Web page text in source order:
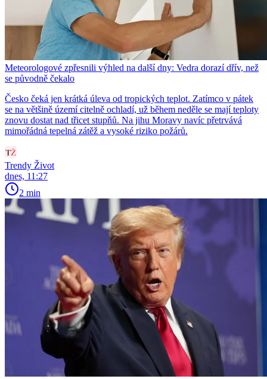
Meteorologové zpřesnili výhled na další dny: Vedra dorazí dřív, než
se původně čekalo
Česko čeká jen krátká úleva od tropických teplot. Zatímco v pátek
se na většině území citelně ochladí, už během neděle se mají teploty
znovu dostat nad třicet stupňů. Na jihu Moravy navíc přetrvává
mimořádná tepelná zátěž a vysoké riziko požárů.
Trendy Život
dnes, 11:27
2 min